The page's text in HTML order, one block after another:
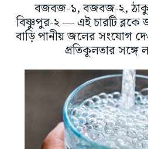
বজবজ-১, বজবজ-২,
বিষ্ণুপুর-২ — এই চারটি ব্লকে
বাড়ি পানীয় জলের সংযোগ
প্রতিকূলতার সঙ্গে